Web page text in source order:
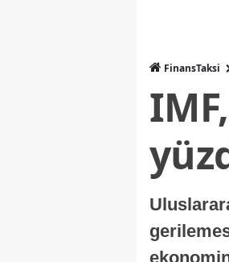
FinansTaksi